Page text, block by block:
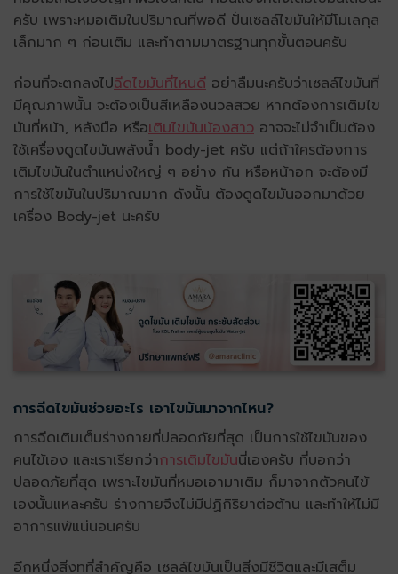
ครับ เพราะหมอเติมในปริมาณที่พอดี ปั่นเซลล์ไขมันให้มีโมเลกุล
เล็กมาก ๆ ก่อนเติม และทำตามมาตรฐานทุกขั้นตอนครับ
ก่อนที่จะตกลงไปฉีดไขมันที่ไหนดี อย่าลืมนะครับว่าเซลล์ไขมันที่
มีคุณภาพนั้น จะต้องเป็นสีเหลืองนวลสวย หากต้องการเติมไข
มันที่หน้า, หลังมือ หรือเติมไขมันน้องสาว อาจจะไม่จำเป็นต้อง
ใช้เครื่องดูดไขมันพลังน้ำ body-jet ครับ แต่ถ้าใครต้องการ
เติมไขมันในตำแหน่งใหญ่ ๆ อย่าง ก้น หรือหน้าอก จะต้องมี
การใช้ไขมันในปริมาณมาก ดังนั้น ต้องดูดไขมันออกมาด้วย
เครื่อง Body-jet นะครับ
การฉีดไขมันช่วยอะไร เอาไขมันมาจากไหน?
การฉีดเติมเต็มร่างกายที่ปลอดภัยที่สุด เป็นการใช้ไขมันของ
คนไข้เอง และเราเรียกว่าการเติมไขมันนี่เองครับ ที่บอกว่า
ปลอดภัยที่สุด เพราะไขมันที่หมอเอามาเติม ก็มาจากตัวคนไข้
เองนั้นแหละครับ ร่างกายจึงไม่มีปฏิกิริยาต่อต้าน และทำให้ไม่มี
อาการแพ้แน่นอนครับ
อีกหนึ่งสิ่งทที่สำคัญคือ เซลล์ไขมันเป็นสิ่งมีชีวิตและมีเสต็ม